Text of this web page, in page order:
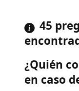
45
¿Quién
en caso